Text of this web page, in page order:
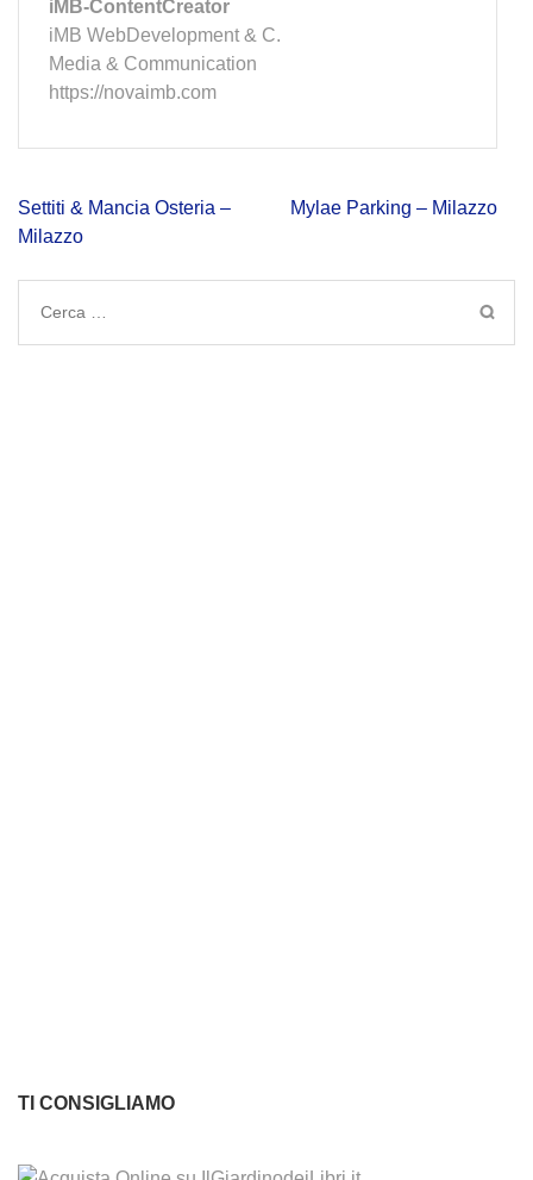
iMB-ContentCreator
iMB WebDevelopment & C.
Media & Communication
https://novaimb.com
Navigazione
articoli
Settiti & Mancia Osteria –
Milazzo
Mylae Parking – Milazzo
Ricerca
TI CONSIGLIAMO